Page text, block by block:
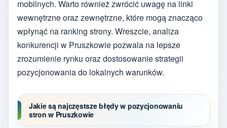
mobilnych. Warto również zwrócić uwagę na linki
wewnętrzne oraz zewnętrzne, które mogą znacząco
wpłynąć na ranking strony. Wreszcie, analiza
konkurencji w Pruszkowie pozwala na lepsze
zrozumienie rynku oraz dostosowanie strategii
pozycjonowania do lokalnych warunków.
Jakie są najczęstsze błędy w pozycjonowaniu
stron w Pruszkowie